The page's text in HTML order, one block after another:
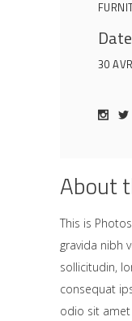
Date
30
About
This is
gravida nibh
sollicitudin,
consequat
odio sit